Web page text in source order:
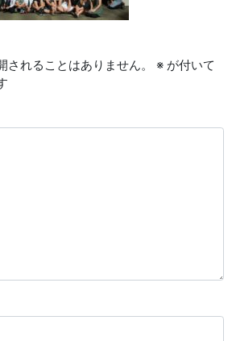
されることはありません。 ※ が付いて